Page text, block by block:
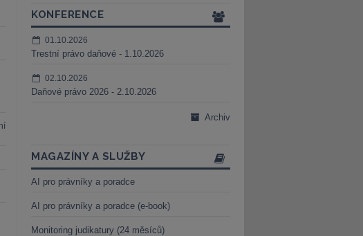
KONFERENCE
01.10.2026
Trestní právo daňové - 1.10.2026
02.10.2026
Daňové právo 2026 - 2.10.2026
Archiv
MAGAZÍNY A SLUŽBY
AI pro právníky a poradce
AI pro právníky a poradce (e-book)
Monitoring judikatury (24 měsíců)